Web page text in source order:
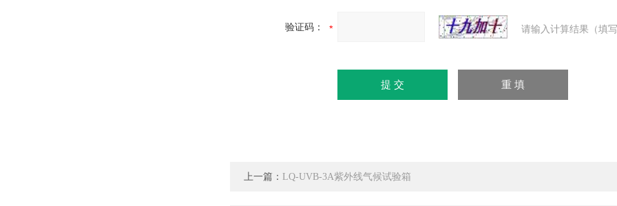
验证码： 请输入计算结果（填
上一篇： LQ-UVB-3A紫外线气候试验箱